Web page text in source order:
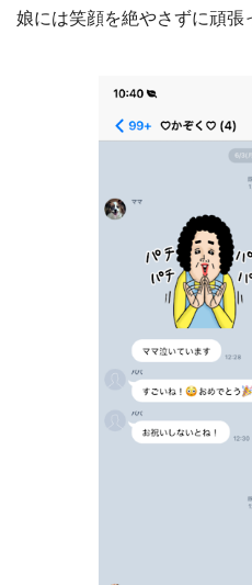
娘には笑顔を絶やさずに頑張